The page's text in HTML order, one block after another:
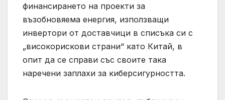
финансирането на проекти за
възобновяема енергия, използващи
инвертори от доставчици в списъка си с
„високорискови страни“ като Китай, в
опит да се справи със своите така
наречени заплахи за киберсигурността.